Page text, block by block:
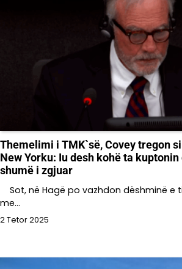
Themelimi i TMK`së, Covey tregon
New Yorku: Iu desh kohë ta
shumë i zgjuar
Sot, në Hagë po vazhdon dëshminë e
me…
2 Tetor 2025